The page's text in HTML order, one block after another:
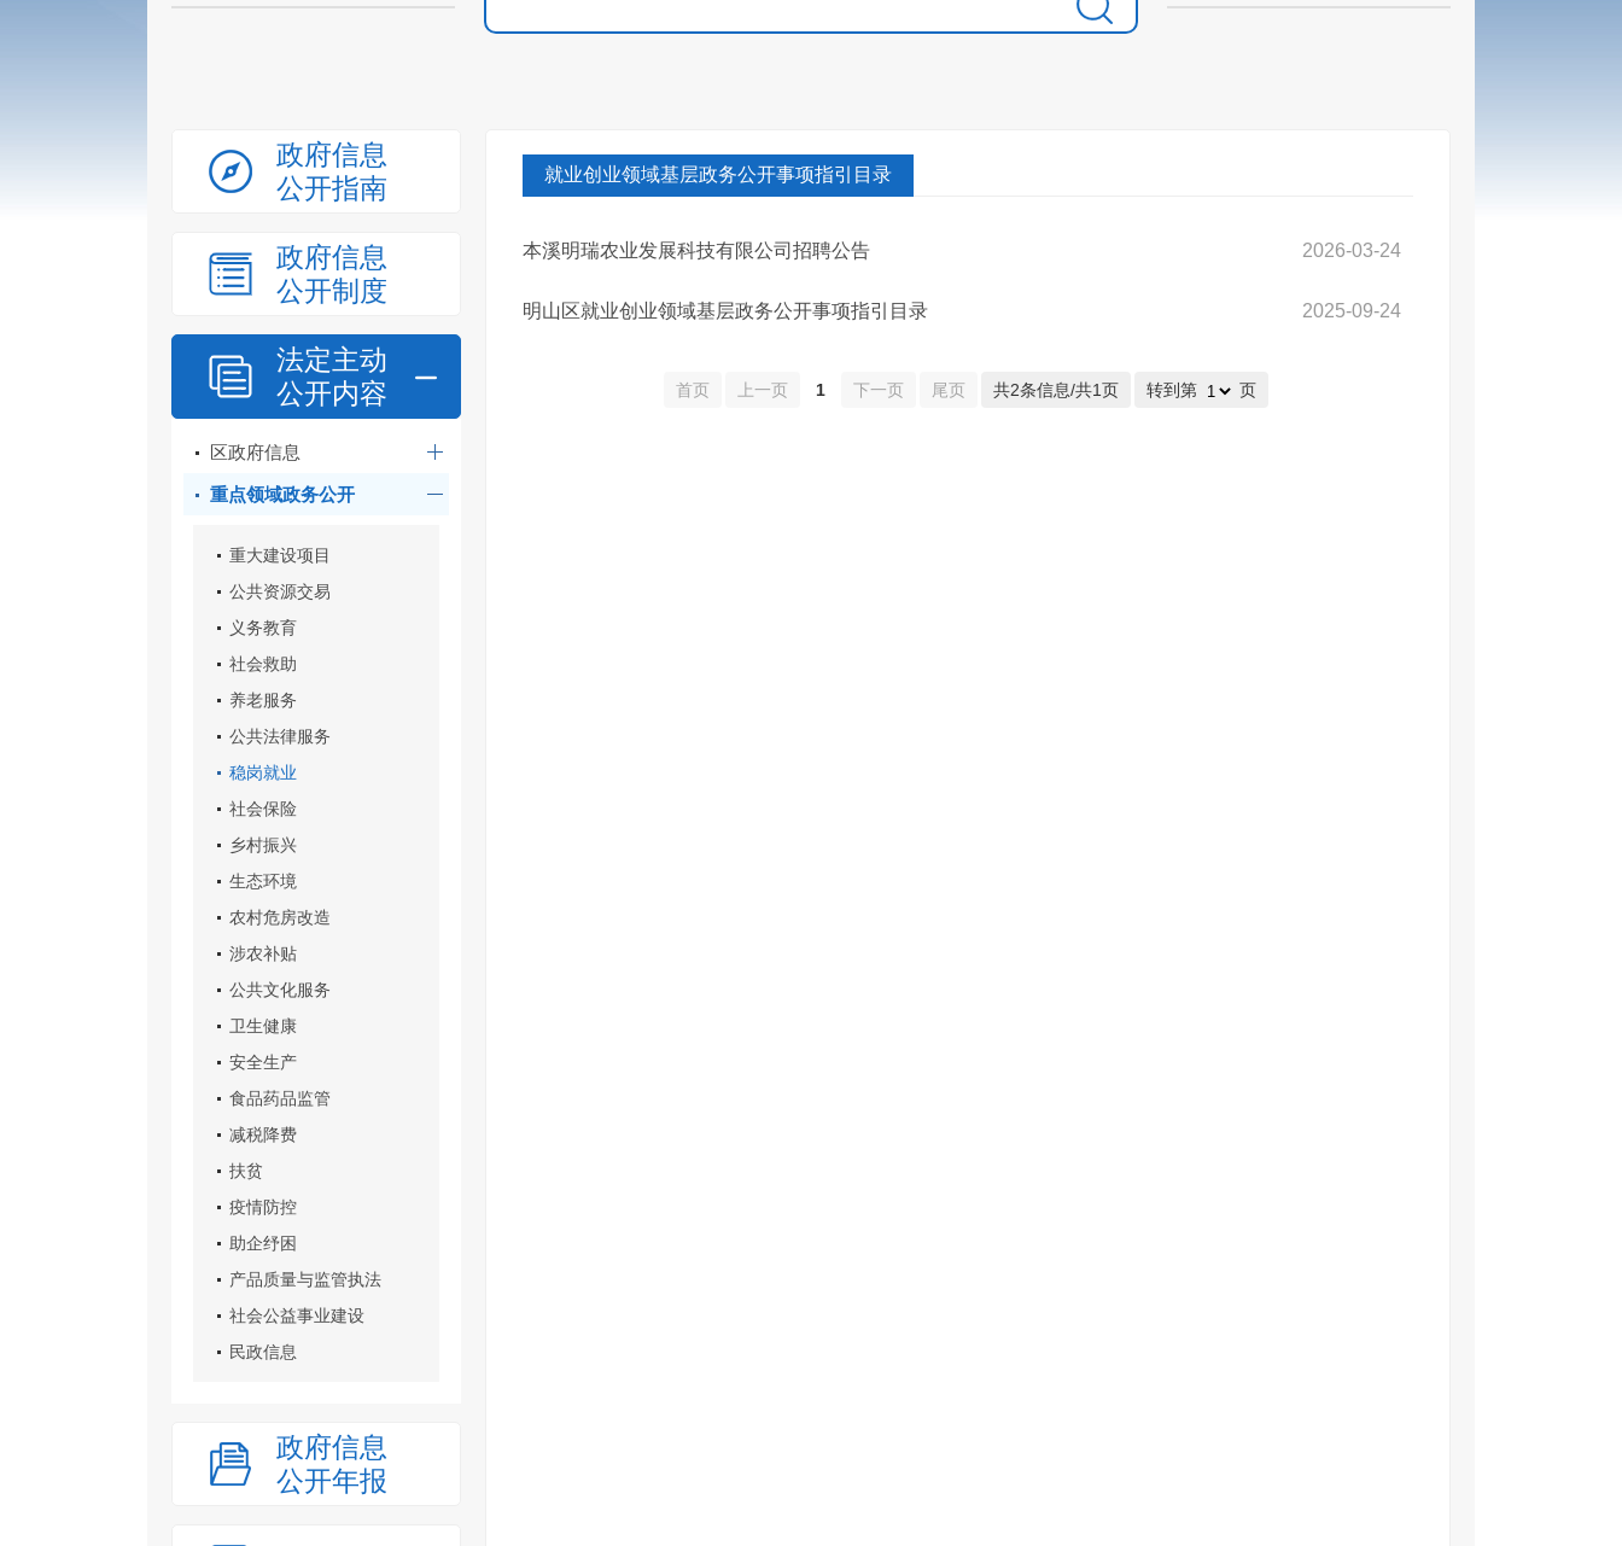
政府信息
公开指南
政府信息
公开制度
法定主动
公开内容
区政府信息
重点领域政务公开
重大建设项目
公共资源交易
义务教育
社会救助
养老服务
公共法律服务
稳岗就业
社会保险
乡村振兴
生态环境
农村危房改造
涉农补贴
公共文化服务
卫生健康
安全生产
食品药品监管
减税降费
扶贫
疫情防控
助企纾困
产品质量与监管执法
社会公益事业建设
民政信息
政府信息
公开年报
就业创业领域基层政务公开事项指引目录
2026-03-24
本溪明瑞农业发展科技有限公司招聘公告
2025-09-24
明山区就业创业领域基层政务公开事项指引目录
首页 上一页 1 下一页 尾页 共2条信息/共1页 转到第 页